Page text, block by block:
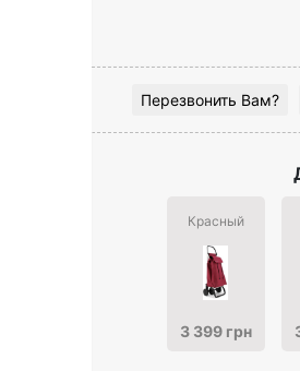
Перезвонить Вам?
Красный
3 399 грн